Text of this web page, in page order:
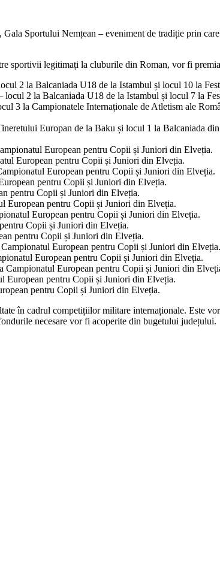
Sportului Nemțean – eveniment de tradiție prin
sportivii legitimați la cluburile din Roman, vor fi
2 la Balcaniada U18 de la Istambul și locul 10 la
2 la Balcaniada U18 de la Istambul și locul 7 la
3 la Campionatele Internaționale de Atletism ale
Europan de la Baku și locul 1 la Balcaniada
European pentru Copii și Juniori din Elveția.
European pentru Copii și Juniori din Elveția.
European pentru Copii și Juniori din Elveția.
pentru Copii și Juniori din Elveția.
pentru Copii și Juniori din Elveția.
European pentru Copii și Juniori din Elveția.
European pentru Copii și Juniori din Elveția.
Copii și Juniori din Elveția.
pentru Copii și Juniori din Elveția.
European pentru Copii și Juniori din Elveția.
European pentru Copii și Juniori din Elveția.
European pentru Copii și Juniori din
European pentru Copii și Juniori din Elveția.
pentru Copii și Juniori din Elveția.
în cadrul competițiilor militare internaționale. Este
necesare vor fi acoperite din bugetului județului.